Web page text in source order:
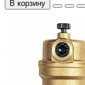
В корзину